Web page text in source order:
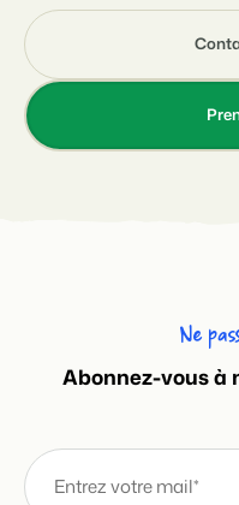
Ne
Abonnez-vous à